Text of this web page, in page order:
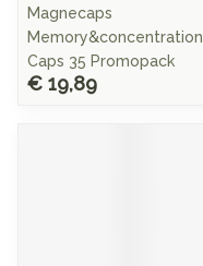
Magnecaps
Memory&concentration
Caps 35 Promopack
€ 19,89